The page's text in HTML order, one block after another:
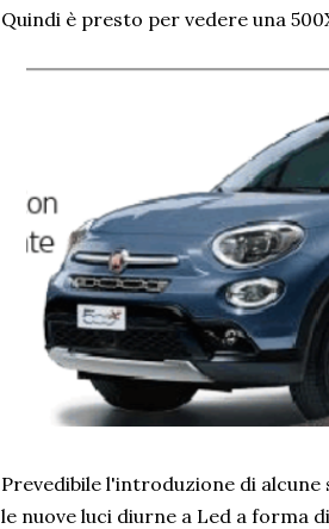
Quindi è presto per vedere una
Prevedibile l'introduzione di
le nuove luci diurne a Led a forma